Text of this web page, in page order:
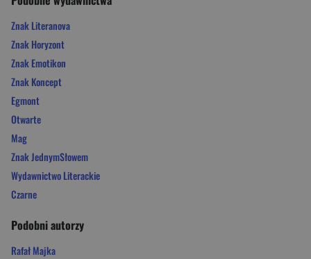
Znak Literanova
Znak Horyzont
Znak Emotikon
Znak Koncept
Egmont
Otwarte
Mag
Znak JednymSłowem
Wydawnictwo Literackie
Czarne
Podobni autorzy
Rafał Majka